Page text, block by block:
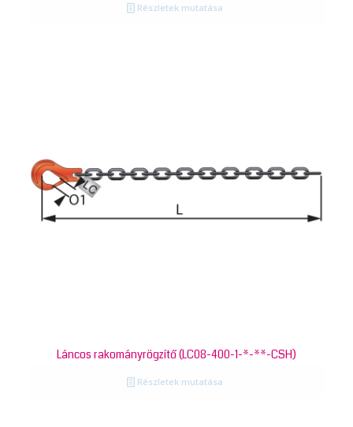
Részletek mutatása
Láncos rakományrögzítő (LC08-400-1-*-**-CSH)
Részletek mutatása